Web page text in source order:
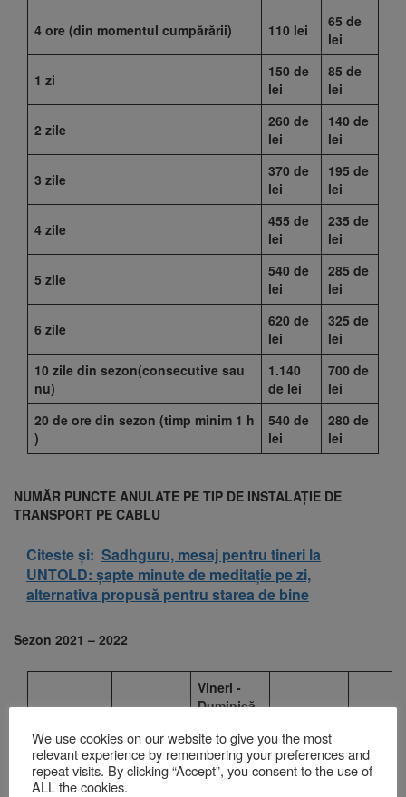
4 ore (din momentul cumpărării) 110 lei
65 de
lei
1 zi
150 de
lei
85 de
lei
2 zile
260 de
lei
140 de
lei
3 zile
370 de
lei
195 de
lei
4 zile
455 de
lei
235 de
lei
5 zile
540 de
lei
285 de
lei
6 zile
620 de
lei
325 de
lei
10 zile din sezon(consecutive sau
nu)
1.140
de lei
700 de
lei
20 de ore din sezon (timp minim 1 h
)
540 de
lei
280 de
lei
NUMĂR PUNCTE ANULATE PE TIP DE INSTALAȚIE DE
TRANSPORT PE CABLU
Citeste și: Sadhguru, mesaj pentru tineri la
UNTOLD: șapte minute de meditație pe zi,
alternativa propusă pentru starea de bine
Sezon 2021 – 2022
Luni -
Duminică
Vineri -
Duminică
Perioadele
7.01.2022
–
Luni – Joi
We use cookies on our website to give you the most
relevant experience by remembering your preferences and
repeat visits. By clicking “Accept”, you consent to the use of
ALL the cookies.